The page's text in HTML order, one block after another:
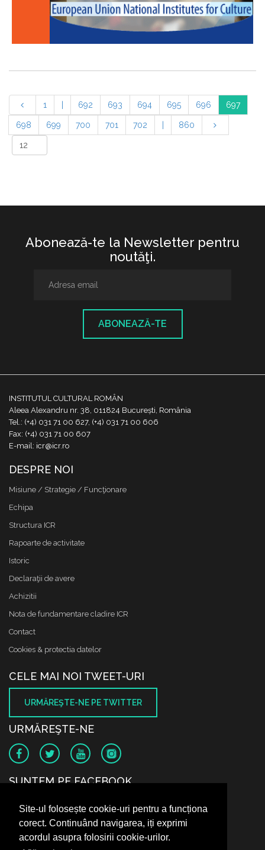
Site-ul folosește cookie-uri pentru a funcționa
corect. Continuând navigarea, iți exprimi
acordul asupra folosirii cookie-urilor.
1 692 693 694 695 696 697
698 699 700 701 702 860
Abonează-te la Newsletter pentru
noutăţi.
ABONEAZĂ-TE
INSTITUTUL CULTURAL ROMÂN
Aleea Alexandru nr. 38, 011824 București, România
Tel.: (+4) 031 71 00 627, (+4) 031 71 00 606
Fax: (+4) 031 71 00 607
E-mail: icr@icr.ro
DESPRE NOI
Misiune / Strategie / Funcţionare
Echipa
Structura ICR
Rapoarte de activitate
Istoric
Declaraţii de avere
Achizitii
Nota de fundamentare cladire ICR
Contact
Cookies & protectia datelor
CELE MAI NOI TWEET-URI
URMĂREŞTE-NE PE TWITTER
URMĂREŞTE-NE
SUNTEM PE FACEBOOK